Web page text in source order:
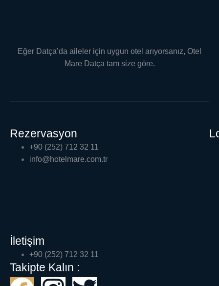
Eğer Datça’da aileler için uygun otel arıyorsanız, Otel
Mare Datça tam size göre.
Rezervasyon
+90 (252) 712 32 11
info@hotelmare.com.tr
İletişim
+90 (252) 712 32 11
Takipte Kalın :